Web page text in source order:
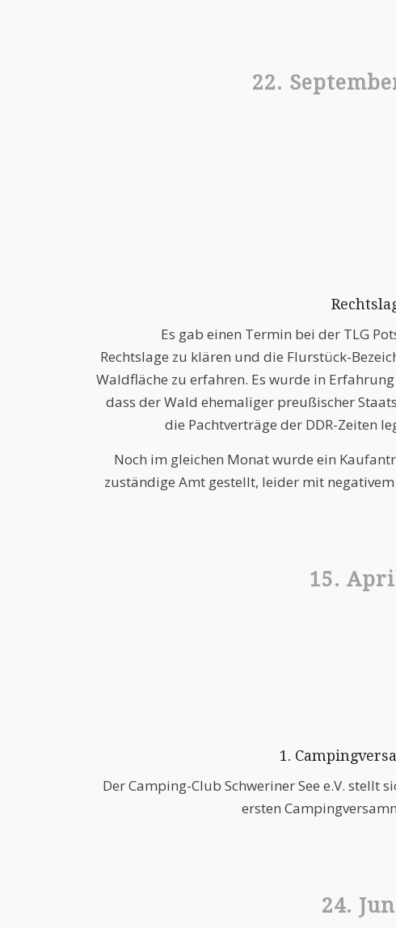
22.
Es gab einen Termin bei der TLG
Rechtslage zu klären und die Flurstück-
Waldfläche zu erfahren. Es wurde in
dass der Wald ehemaliger preußischer
die Pachtverträge der DDR-Zeiten
Noch im gleichen Monat wurde ein
zuständige Amt gestellt, leider mit negativem
15.
1.
Der Camping-Club Schweriner See e.V. stellt
ersten
24.